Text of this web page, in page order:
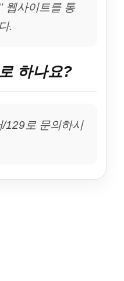
웹사이트를 통
.
하나요?
129로 문의하시